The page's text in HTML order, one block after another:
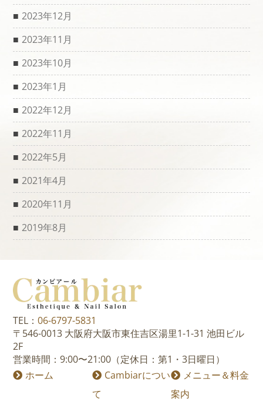
2023年12月
2023年11月
2023年10月
2023年1月
2022年12月
2022年11月
2022年5月
2021年4月
2020年11月
2019年8月
TEL：06-6797-5831
〒546-0013 大阪府大阪市東住吉区湯里1-1-31 池田ビル
2F
営業時間：9:00〜21:00（定休日：第1・3日曜日）
ホーム
Cambiarについ
て
メニュー＆料金
案内